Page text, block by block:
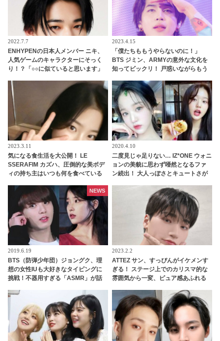
2022.7.7
ENHYPENの日本人メンバー ニキ、
人気ゲームのキャラクターにそっく
り！？「○○に似ていると思います」
にもそっくりな見た目にファン大爆
笑「客観的な視点で自分を見てるね
ｗｗ」
2023.4.15
「僕たちももうやらないのに！」
BTS ジミン、ARMYの意外な文化を
知ってビックリ！ 戸惑いながらもう
2023.3.11
気になる食生活を大公開！ LE
SSERAFIM カズハ、圧倒的な美ボデ
ィの持ち主はいつも何を食べている
食べつつ健康を維持する方法とは？
2020.4.10
二度見じゃ足りない… IZ*ONE ウォニ
ョンの美貌に思わず唖然となるファ
ン続出！ 大人っぽさとキュートさが
り… だれもが憧れる完璧なビジュア
2019.6.19
BTS（防弾少年団）ジョングク、理
想の女性IUも大好きなタイピングに
挑戦！不器用すぎる「ASMR」が話
あり]
NEWS
2023.2.2
ATTEZ サン、すっぴんがイケメンす
ぎる！ ステージ上でのカリスマ的な
雰囲気から一変、ピュア感あふれる